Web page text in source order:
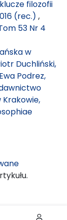
filozofii
(rec.) ,
53 Nr 4
w
Duchliński,
Podrez,